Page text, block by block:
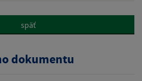
späť
dokumentu